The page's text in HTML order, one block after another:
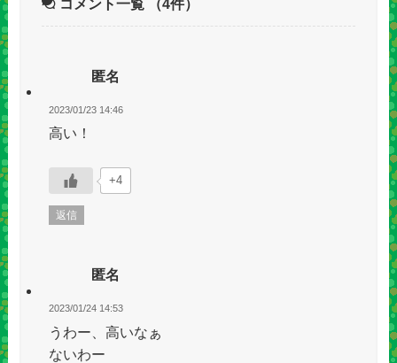
コメント一覧 （4件）
匿名
2023/01/23 14:46
高い！
+4
返信
匿名
2023/01/24 14:53
うわー、高いなぁ
ないわー